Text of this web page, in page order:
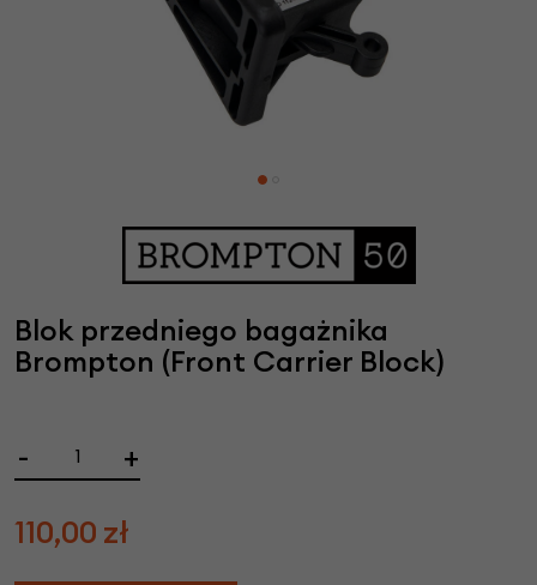
Blok przedniego bagażnika
Brompton (Front Carrier Block)
- +
110,00 zł